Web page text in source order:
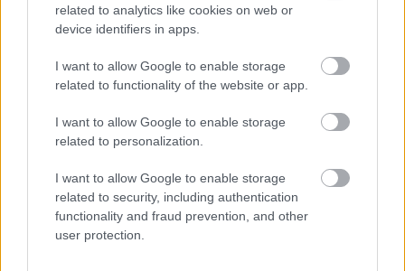
related to analytics like cookies on web or
device identifiers in apps.
I want to allow Google to enable storage
related to functionality of the website or app.
I want to allow Google to enable storage
related to personalization.
I want to allow Google to enable storage
related to security, including authentication
functionality and fraud prevention, and other
user protection.
Cori Flowers
Cocardele sunt, cu siguranta, un semn aparte al
fiecarei nunti si multi dintre noi apreciaza prezenta
acestora. Trebuie sa recunoastem, totusi, ca o